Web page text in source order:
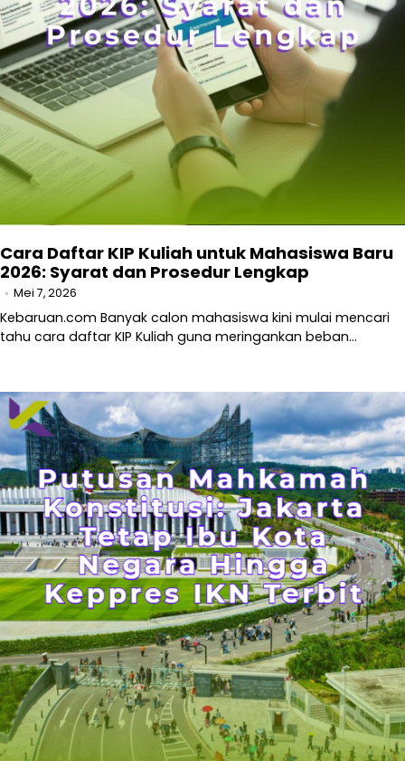
Cara Daftar KIP Kuliah untuk Mahasiswa Baru
2026: Syarat dan Prosedur Lengkap
Mei 7, 2026
Kebaruan.com Banyak calon mahasiswa kini mulai mencari
tahu cara daftar KIP Kuliah guna meringankan beban…